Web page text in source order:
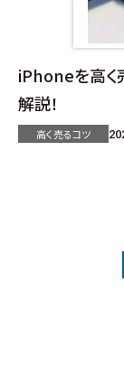
iPhoneを高く
解説！
高く売るコツ